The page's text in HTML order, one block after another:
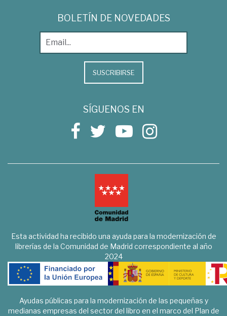
BOLETÍN DE NOVEDADES
SUSCRIBIRSE
SÍGUENOS EN
Esta actividad ha recibido una ayuda para la modernización de
librerías de la Comunidad de Madrid correspondiente al año
2024
Ayudas públicas para la modernización de las pequeñas y
medianas empresas del sector del libro en el marco del Plan de